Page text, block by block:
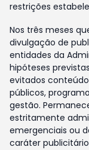
restrições
Nos três meses
divulgação de
entidades da
hipóteses
evitados
públicos,
gestão.
estritamente
emergenciais ou
caráter